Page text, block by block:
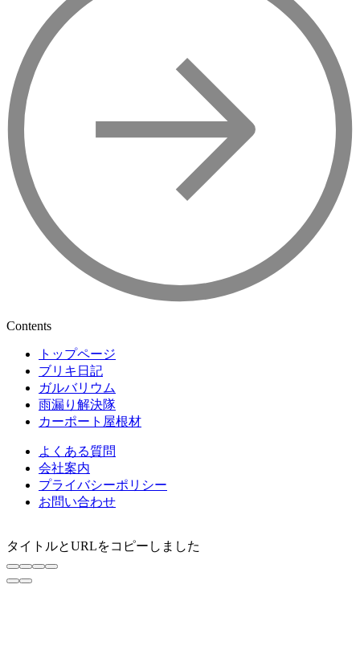
Contents
トップページ
ブリキ日記
ガルバリウム
雨漏り解決隊
カーポート屋根材
よくある質問
会社案内
プライバシーポリシー
お問い合わせ
タイトルとURLをコピーしました